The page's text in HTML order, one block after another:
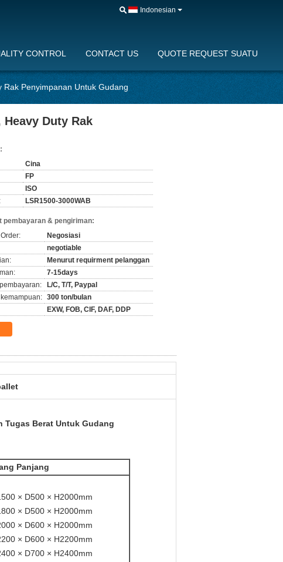
Indonesian
CONTROL CONTACT US QUOTE REQUEST SUATU
Rak Penyimpanan Untuk Gudang
Duty Rak
Cina
FP
ISO
LSR1500-3000WAB
pembayaran & pengiriman:
Negosiasi
negotiable
Menurut requirment pelanggan
7-15days
L/C, T/T, Paypal
300 ton/bulan
EXW, FOB, CIF, DAF, DDP
Tugas Berat Untuk Gudang
Panjang
× D500 × H2000mm
× D500 × H2000mm
× D600 × H2000mm
× D600 × H2200mm
× D700 × H2400mm